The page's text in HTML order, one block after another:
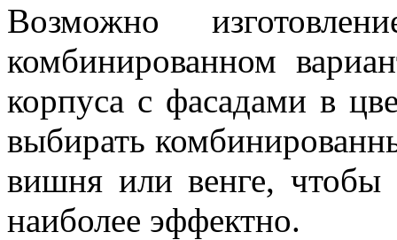
Возможно
комбинированном
корпуса с фасадами в
выбирать
вишня или венге,
наиболее эффектно.